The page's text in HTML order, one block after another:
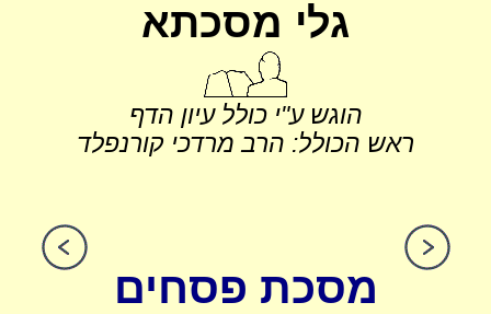
גלי מסכתא
הוגש ע"י כולל עיון הדף
ראש הכולל: הרב מרדכי קורנפלד
מסכת פסחים